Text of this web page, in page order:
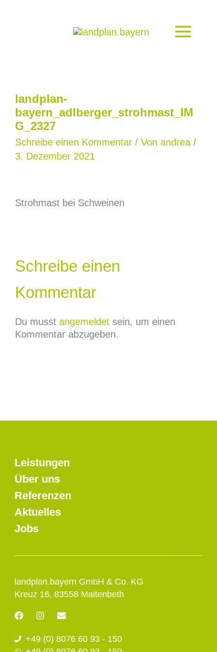
landplan-
bayern_adlberger_strohmast_IM
G_2327
Schreibe einen Kommentar / Von andrea /
3. Dezember 2021
Strohmast bei Schweinen
Schreibe einen
Kommentar
Du musst angemeldetsein, um einen
Kommentar abzugeben.
landplan.bayern GmbH & Co. KG
Kreuz 16, 83558 Maitenbeth
F
a
e
b
I
t
a
E
e
l
+49 (0) 8076 60 93 - 150
Leistungen
Über uns
Referenzen
Aktuelles
Jobs